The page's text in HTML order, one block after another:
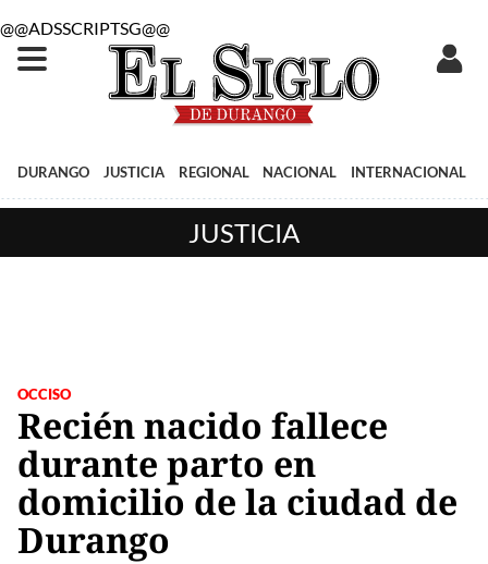
@@ADSSCRIPTSG@@
DURANGO JUSTICIA REGIONAL NACIONAL INTERNACIONAL
JUSTICIA
OCCISO
Recién nacido fallece
durante parto en
domicilio de la ciudad de
Durango